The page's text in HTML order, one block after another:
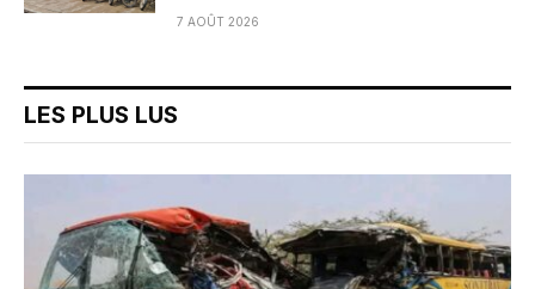
7 AOÛT 2026
LES PLUS LUS